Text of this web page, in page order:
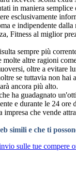
in maniera
esclusivamente
e indipendente dalla
Fitness al miglior
sempre più
altre ragioni
oltre a evitare
se tuttavia non
ancora più alto.
ha guadagnato
e durante le 24
impresa che vende
simili e che ti
sulle tue compere